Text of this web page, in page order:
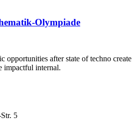
Olympiade
opportunities after state of techno create
impactful internal.
5